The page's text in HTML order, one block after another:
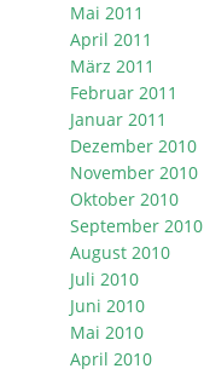
Mai 2011
April 2011
März 2011
Februar 2011
Januar 2011
Dezember 2010
November 2010
Oktober 2010
September 2010
August 2010
Juli 2010
Juni 2010
Mai 2010
April 2010